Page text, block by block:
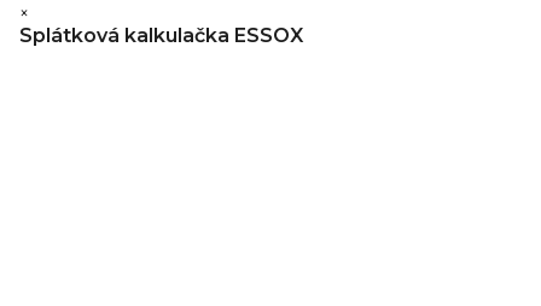
×
Splátková kalkulačka ESSOX